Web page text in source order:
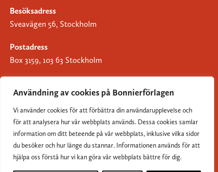
Användning av cookies på Bonnierförlagen
Vi använder cookies för att förbättra din användarupplevelse och
för att analysera hur vår webbplats används. Dessa cookies samlar
information om ditt beteende på vår webbplats, inklusive vilka sidor
du besöker och hur länge du stannar. Informationen används för att
hjälpa oss förstå hur vi kan göra vår webbplats bättre för dig.
Besöksadress
Sveavägen 56, Stockholm
Postadress
Box 3159, 103 63 Stockholm
Om Bonnierförlagen
Cookies
Integritetspolicy